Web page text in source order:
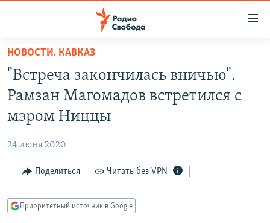
упрощенного
доступа
Вернуться
основному
Вернутся
Вернутся
ПРОГРАММЫ
ПОДКАСТЫ
АВТОРСКИЕ ПРОЕКТЫ
МНЕНИЯ
КУЛЬТУРА
КАВКАЗ.РЕАЛИИ
НОВОСТИ. КАВКАЗ
"Встреча закончилась вничью".
Рамзан Магомадов встретился с
мэром Ниццы
24 июня 2020
Поделиться Читать без VPN
Приоритетный источник в Google